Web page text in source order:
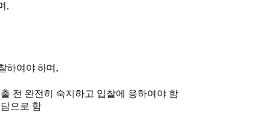
,
하여야 하며 ,
전 완전히 숙지하고 입찰에 응하여야 함
으로 함